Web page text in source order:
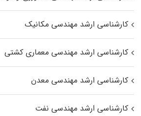
کارشناسی ارشد مهندسی مکانیک
کارشناسی ارشد مهندسی معماری کشتی
کارشناسی ارشد مهندسی معدن
کارشناسی ارشد مهندسی نفت